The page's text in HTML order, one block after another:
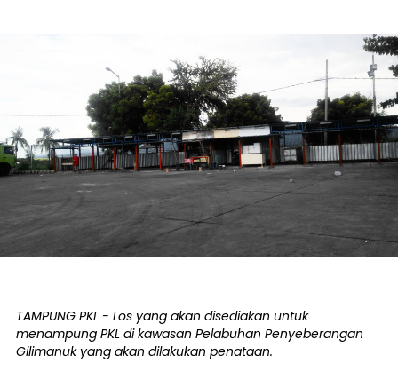
TAMPUNG PKL - Los yang akan disediakan untuk
menampung PKL di kawasan Pelabuhan Penyeberangan
Gilimanuk yang akan dilakukan penataan.